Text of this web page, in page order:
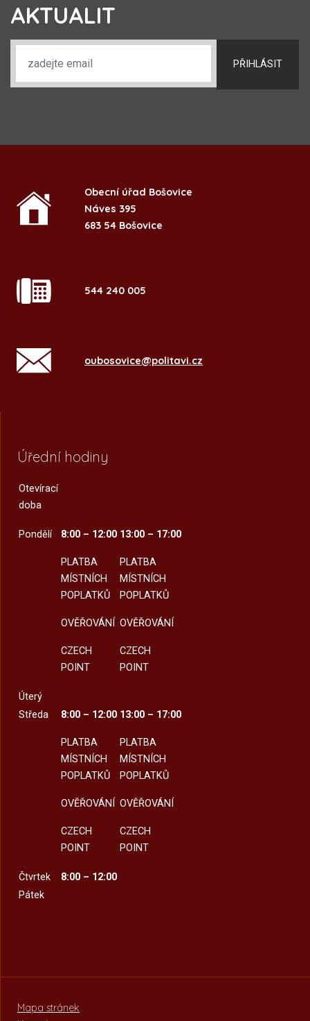
AKTUALIT
PŘIHLÁSIT
Obecní úřad Bošovice
Náves 395
683 54 Bošovice
544 240 005
oubosovice@politavi.cz
Úřední hodiny
Otevírací
doba
Pondělí 8:00 – 12:00
PLATBA
MÍSTNÍCH
POPLATKŮ
OVĚŘOVÁNÍ
CZECH
POINT
13:00 – 17:00
PLATBA
MÍSTNÍCH
POPLATKŮ
OVĚŘOVÁNÍ
CZECH
POINT
Úterý
Středa
8:00 – 12:00
PLATBA
MÍSTNÍCH
POPLATKŮ
OVĚŘOVÁNÍ
CZECH
POINT
13:00 – 17:00
PLATBA
MÍSTNÍCH
POPLATKŮ
OVĚŘOVÁNÍ
CZECH
POINT
Čtvrtek
8:00 – 12:00
Pátek
Mapa stránek